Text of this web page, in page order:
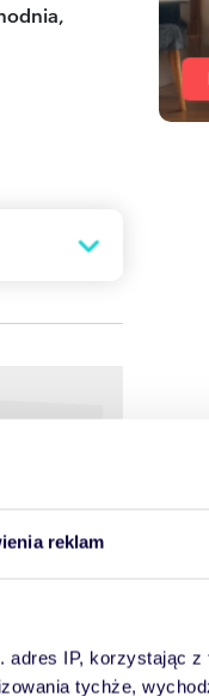
reklam
adres IP, korzystając
tychże,